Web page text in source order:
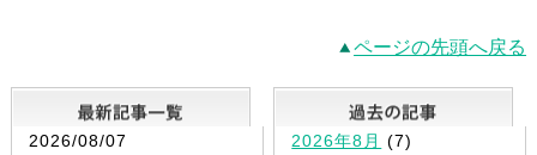
ページの先頭へ戻る
最新記事一覧
2026/08/07
2026年8月 (7)